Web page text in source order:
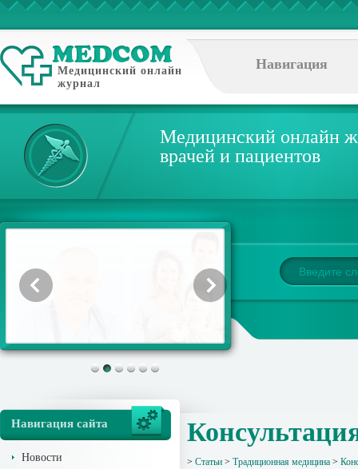
Медицинский онлайн
журнал
Навигация
Медицинский онлайн
врачей и пациентов
Навигация сайта
Новости > Статьи > Традиционная медицина >